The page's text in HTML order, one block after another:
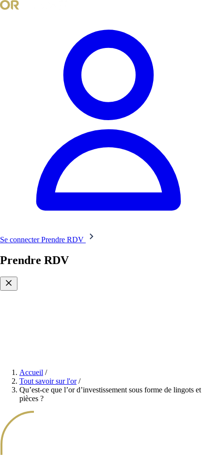
Se connecter Prendre RDV
Prendre RDV
Accueil /
Tout savoir sur l'or /
Qu’est-ce que l’or d’investissement sous forme de lingots et
pièces ?